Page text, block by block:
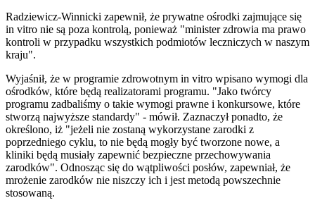
Radziewicz-Winnicki zapewnił, że prywatne ośrodki zajmujące się
in vitro nie są poza kontrolą, ponieważ "minister zdrowia ma prawo
kontroli w przypadku wszystkich podmiotów leczniczych w naszym
kraju".
Wyjaśnił, że w programie zdrowotnym in vitro wpisano wymogi dla
ośrodków, które będą realizatorami programu. "Jako twórcy
programu zadbaliśmy o takie wymogi prawne i konkursowe, które
stworzą najwyższe standardy" - mówił. Zaznaczył ponadto, że
określono, iż "jeżeli nie zostaną wykorzystane zarodki z
poprzedniego cyklu, to nie będą mogły być tworzone nowe, a
kliniki będą musiały zapewnić bezpieczne przechowywania
zarodków". Odnosząc się do wątpliwości posłów, zapewniał, że
mrożenie zarodków nie niszczy ich i jest metodą powszechnie
stosowaną.